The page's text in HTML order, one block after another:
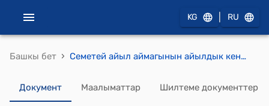
KG RU
Башкы бет › Семетей айыл аймагынын айылдык кенешинин 2025-жылдын 30-январындагы № 17 "Жол куруу жөнүндө" токтому
Документ Маалыматтар Шилтеме документтер